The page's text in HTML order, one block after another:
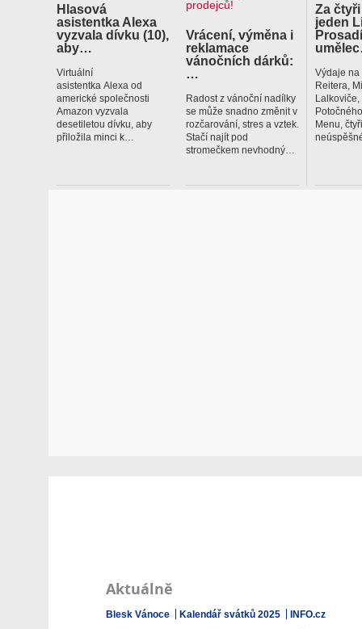
Hlasová
asistentka Alexa
vyzvala dívku (10),
aby…
Virtuální
asistentka Alexa od
americké společnosti
Amazon vyzvala
desetiletou dívku, aby
přiložila minci k…
Vrácení, výměna i
reklamace
vánočních dárků:
Radost z vánoční nadílky
se může snadno změnit v
rozčarování, stres a vztek.
Stačí najít pod
stromečkem nevhodný…
Za
jeden
Výdaje na
Reitera,
Menu,
Aktuálně
Blesk Vánoce Kalendář svátků 2025 INFO.cz